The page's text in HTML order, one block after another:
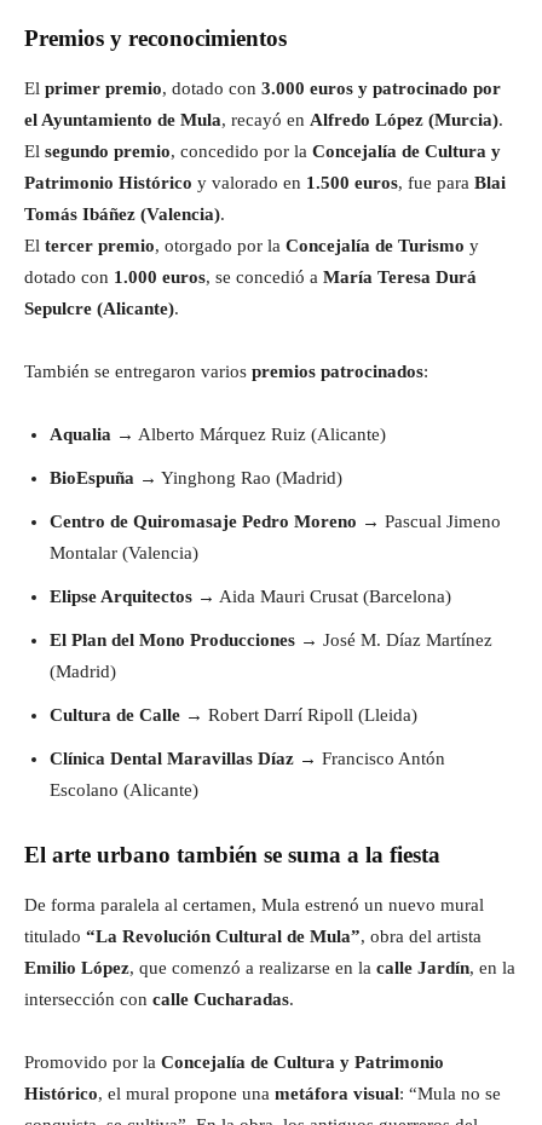
Premios y reconocimientos
El primer premio, dotado con 3.000 euros y patrocinado por
el Ayuntamiento de Mula, recayó en Alfredo López (Murcia).
El segundo premio, concedido por la Concejalía de Cultura y
Patrimonio Histórico y valorado en 1.500 euros, fue para Blai
Tomás Ibáñez (Valencia).
El tercer premio, otorgado por la Concejalía de Turismo y
dotado con 1.000 euros, se concedió a María Teresa Durá
Sepulcre (Alicante).
También se entregaron varios premios patrocinados:
Aqualia → Alberto Márquez Ruiz (Alicante)
BioEspuña → Yinghong Rao (Madrid)
Centro de Quiromasaje Pedro Moreno → Pascual Jimeno
Montalar (Valencia)
Elipse Arquitectos → Aida Mauri Crusat (Barcelona)
El Plan del Mono Producciones → José M. Díaz Martínez
(Madrid)
Cultura de Calle → Robert Darrí Ripoll (Lleida)
Clínica Dental Maravillas Díaz → Francisco Antón
Escolano (Alicante)
El arte urbano también se suma a la fiesta
De forma paralela al certamen, Mula estrenó un nuevo mural
titulado “La Revolución Cultural de Mula”, obra del artista
Emilio López, que comenzó a realizarse en la calle Jardín, en la
intersección con calle Cucharadas.
Promovido por la Concejalía de Cultura y Patrimonio
Histórico, el mural propone una metáfora visual: “Mula no se